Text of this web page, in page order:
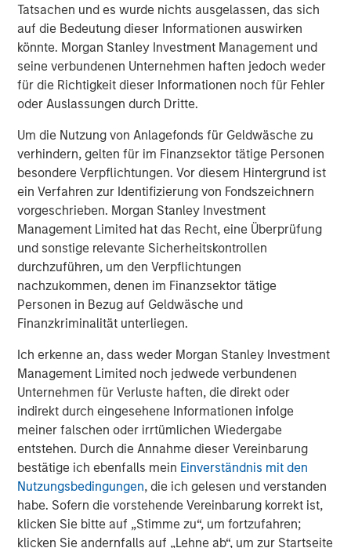
Tatsachen und es wurde nichts ausgelassen, das sich
auf die Bedeutung dieser Informationen auswirken
könnte. Morgan Stanley Investment Management und
seine verbundenen Unternehmen haften jedoch weder
für die Richtigkeit dieser Informationen noch für Fehler
oder Auslassungen durch Dritte.
Um die Nutzung von Anlagefonds für Geldwäsche zu
verhindern, gelten für im Finanzsektor tätige Personen
besondere Verpflichtungen. Vor diesem Hintergrund ist
ein Verfahren zur Identifizierung von Fondszeichnern
vorgeschrieben. Morgan Stanley Investment
Management Limited hat das Recht, eine Überprüfung
und sonstige relevante Sicherheitskontrollen
durchzuführen, um den Verpflichtungen
nachzukommen, denen im Finanzsektor tätige
Personen in Bezug auf Geldwäsche und
Finanzkriminalität unterliegen.
Ich erkenne an, dass weder Morgan Stanley Investment
Management Limited noch jedwede verbundenen
Unternehmen für Verluste haften, die direkt oder
indirekt durch eingesehene Informationen infolge
meiner falschen oder irrtümlichen Wiedergabe
entstehen. Durch die Annahme dieser Vereinbarung
bestätige ich ebenfalls mein Einverständnis mit den
Nutzungsbedingungen, die ich gelesen und verstanden
habe. Sofern die vorstehende Vereinbarung korrekt ist,
klicken Sie bitte auf „Stimme zu“, um fortzufahren;
klicken Sie andernfalls auf „Lehne ab“, um zur Startseite
Impact on Automotive Part Suppliers
Nearly all suppliers say they plan pass through 100% of
the tariff impact to the manufacturers. Tier 1 suppliers are
likely to achieve something close to this, but Tier 2 and
Tier 3 suppliers will struggle and will need to share some
of the pain.2
Suppliers are volume-based businesses with generally
high fixed cost bases. Any production decline as well as
production disruption without advanced notice will
negatively impact suppliers as we saw during the
pandemic. Similarly to Auto Manufacturers, Suppliers
will likely need to invest in relocating production facilities
to the US if their OEM customers do, as many larger auto
parts are too expensive to ship and Supplier plants are
co-located with OEM customer plants.
Impact on Used Car Providers
demand given higher new car prices. Consumers will be
more likely to hang on to used cars longer, benefitting
aftermarket service providers.
Tire manufacturers also stand to benefit, as they typically
generate much of their revenue and profit from
aftermarket tire sales. Tire retailers have demonstrated in
the past that they are able to pass the price increase to
consumers. Consumer incentive to keep existing cars
longer may also bolster tire aftermarket volume.